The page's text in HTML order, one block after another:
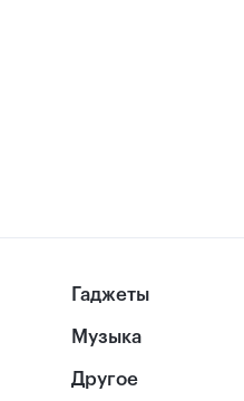
Гаджеты
Музыка
Другое